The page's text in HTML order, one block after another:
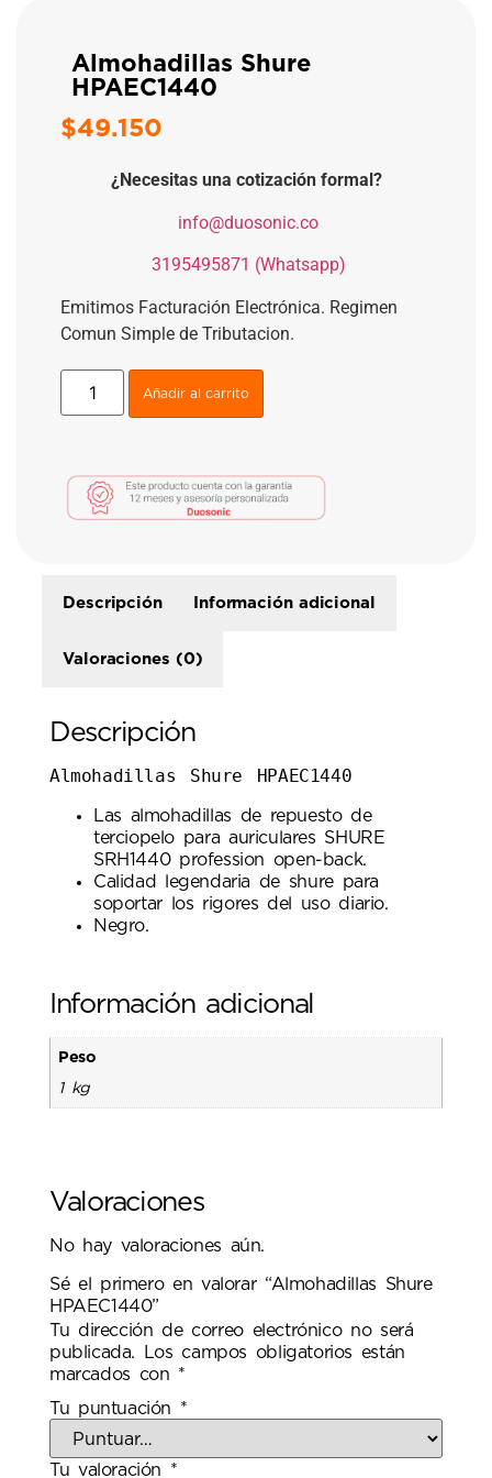
Almohadillas Shure
HPAEC1440
$49.150
¿Necesitas una cotización formal?
info@duosonic.co
3195495871 (Whatsapp)
Emitimos Facturación Electrónica. Regimen
Comun Simple de Tributacion.
Añadir al carrito
Descripción Información adicional
Valoraciones (0)
Descripción
Almohadillas Shure HPAEC1440
Las almohadillas de repuesto de
terciopelo para auriculares SHURE
SRH1440 profession open-back.
Calidad legendaria de shure para
soportar los rigores del uso diario.
Negro.
Información adicional
Peso
1 kg
Valoraciones
No hay valoraciones aún.
Sé el primero en valorar “Almohadillas Shure
HPAEC1440”
Tu dirección de correo electrónico no será
publicada.
Los campos obligatorios están
marcados con *
Tu puntuación *
Tu valoración *